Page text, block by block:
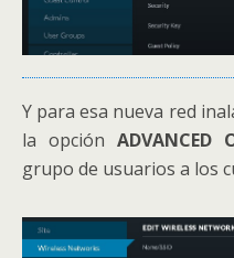
Y para esa nueva red
la opción ADVANCED
grupo de usuarios a los